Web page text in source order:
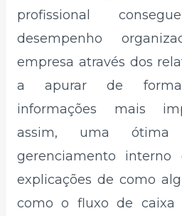
profissional
desempenho
empresa através dos
a apurar de
informações mais
assim, uma ótima
gerenciamento interno
explicações de como
como o fluxo de caixa